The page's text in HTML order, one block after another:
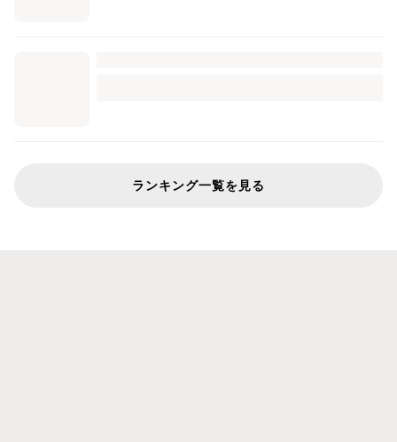
ランキング一覧を見る